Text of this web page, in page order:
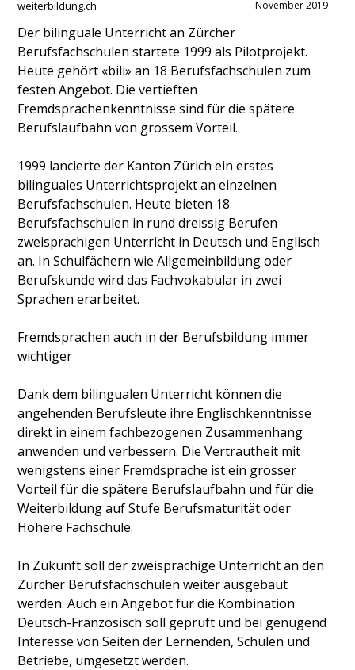
weiterbildung.ch November 2019
Der bilinguale Unterricht an Zürcher
Berufsfachschulen startete 1999 als Pilotprojekt.
Heute gehört «bili» an 18 Berufsfachschulen zum
festen Angebot. Die vertieften
Fremdsprachenkenntnisse sind für die spätere
Berufslaufbahn von grossem Vorteil.
1999 lancierte der Kanton Zürich ein erstes
bilinguales Unterrichtsprojekt an einzelnen
Berufsfachschulen. Heute bieten 18
Berufsfachschulen in rund dreissig Berufen
zweisprachigen Unterricht in Deutsch und Englisch
an. In Schulfächern wie Allgemeinbildung oder
Berufskunde wird das Fachvokabular in zwei
Sprachen erarbeitet.
Fremdsprachen auch in der Berufsbildung immer
wichtiger
Dank dem bilingualen Unterricht können die
angehenden Berufsleute ihre Englischkenntnisse
direkt in einem fachbezogenen Zusammenhang
anwenden und verbessern. Die Vertrautheit mit
wenigstens einer Fremdsprache ist ein grosser
Vorteil für die spätere Berufslaufbahn und für die
Weiterbildung auf Stufe Berufsmaturität oder
Höhere Fachschule.
In Zukunft soll der zweisprachige Unterricht an den
Zürcher Berufsfachschulen weiter ausgebaut
werden. Auch ein Angebot für die Kombination
Deutsch-Französisch soll geprüft und bei genügend
Interesse von Seiten der Lernenden, Schulen und
Betriebe, umgesetzt werden.